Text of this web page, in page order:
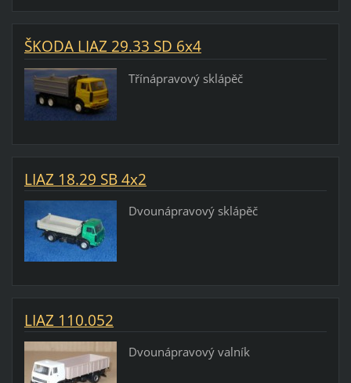
ŠKODA LIAZ 29.33 SD 6x4
Třínápravový sklápěč
LIAZ 18.29 SB 4x2
Dvounápravový sklápěč
LIAZ 110.052
Dvounápravový valník